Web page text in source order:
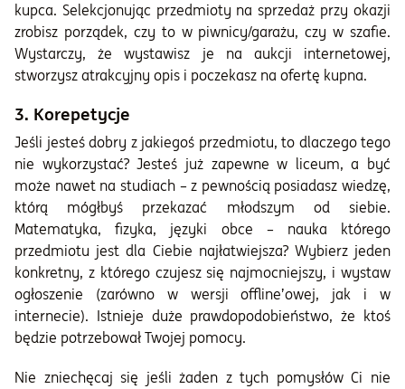
kupca. Selekcjonując przedmioty na sprzedaż przy okazji
zrobisz porządek, czy to w piwnicy/garażu, czy w szafie.
Wystarczy, że wystawisz je na aukcji internetowej,
stworzysz atrakcyjny opis i poczekasz na ofertę kupna.
3. Korepetycje
Jeśli jesteś dobry z jakiegoś przedmiotu, to dlaczego tego
nie wykorzystać? Jesteś już zapewne w liceum, a być
może nawet na studiach – z pewnością posiadasz wiedzę,
którą mógłbyś przekazać młodszym od siebie.
Matematyka, fizyka, języki obce – nauka którego
przedmiotu jest dla Ciebie najłatwiejsza? Wybierz jeden
konkretny, z którego czujesz się najmocniejszy, i wystaw
ogłoszenie (zarówno w wersji offline’owej, jak i w
internecie). Istnieje duże prawdopodobieństwo, że ktoś
będzie potrzebował Twojej pomocy.
Nie zniechęcaj się jeśli żaden z tych pomysłów Ci nie